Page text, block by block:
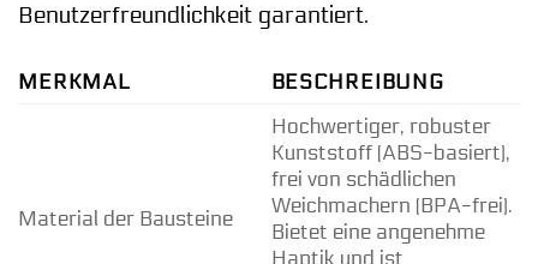
Benutzerfreundlichkeit garantiert.
MERKMAL BESCHREIBUNG
Material der Bausteine
Hochwertiger, robuster
Kunststoff (ABS-basiert),
frei von schädlichen
Weichmachern (BPA-frei).
Bietet eine angenehme